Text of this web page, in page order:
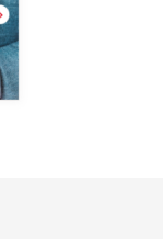
下鉄で10分とアクセス
都・神奈川県全域の事
ています。 いつでも気
に相談できる。 どんな
それが、税理士法人小